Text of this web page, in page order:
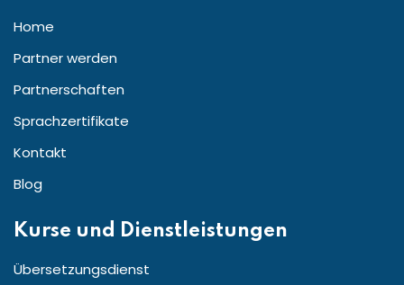
Home
Partner werden
Partnerschaften
Sprachzertifikate
Kontakt
Blog
Kurse und Dienstleistungen
Übersetzungsdienst